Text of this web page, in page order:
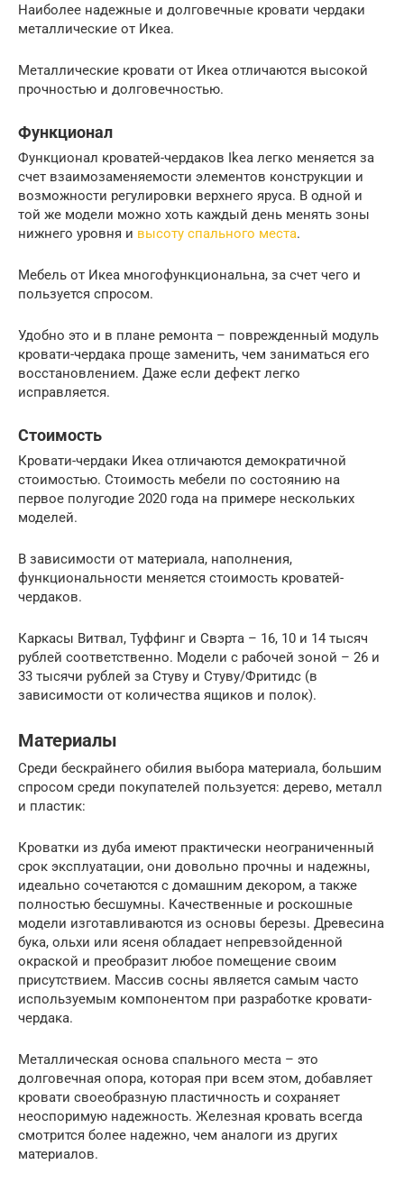
Наиболее надежные и долговечные кровати чердаки
металлические от Икеа.
Металлические кровати от Икеа отличаются высокой
прочностью и долговечностью.
Функционал
Функционал кроватей-чердаков Ikea легко меняется за
счет взаимозаменяемости элементов конструкции и
возможности регулировки верхнего яруса. В одной и
той же модели можно хоть каждый день менять зоны
нижнего уровня и высоту спального места.
Мебель от Икеа многофункциональна, за счет чего и
пользуется спросом.
Удобно это и в плане ремонта – поврежденный модуль
кровати-чердака проще заменить, чем заниматься его
восстановлением. Даже если дефект легко
исправляется.
Стоимость
Кровати-чердаки Икеа отличаются демократичной
стоимостью. Стоимость мебели по состоянию на
первое полугодие 2020 года на примере нескольких
моделей.
В зависимости от материала, наполнения,
функциональности меняется стоимость кроватей-
чердаков.
Каркасы Витвал, Туффинг и Свэрта – 16, 10 и 14 тысяч
рублей соответственно. Модели с рабочей зоной – 26 и
33 тысячи рублей за Стуву и Стуву/Фритидс (в
зависимости от количества ящиков и полок).
Материалы
Среди бескрайнего обилия выбора материала, большим
спросом среди покупателей пользуется: дерево, металл
и пластик:
Кроватки из дуба имеют практически неограниченный
срок эксплуатации, они довольно прочны и надежны,
идеально сочетаются с домашним декором, а также
полностью бесшумны. Качественные и роскошные
модели изготавливаются из основы березы. Древесина
бука, ольхи или ясеня обладает непревзойденной
окраской и преобразит любое помещение своим
присутствием. Массив сосны является самым часто
используемым компонентом при разработке кровати-
чердака.
Металлическая основа спального места – это
долговечная опора, которая при всем этом, добавляет
кровати своеобразную пластичность и сохраняет
неоспоримую надежность. Железная кровать всегда
смотрится более надежно, чем аналоги из других
материалов.